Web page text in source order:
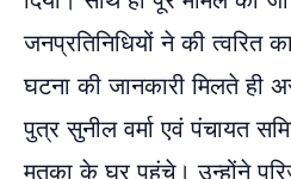
जनप्रतिनिधियों ने की त्वरित
घटना की जानकारी मिलते ही
पुत्र सुनील वर्मा एवं पंचायत
मृतका के घर पहुंचे। उन्होंने